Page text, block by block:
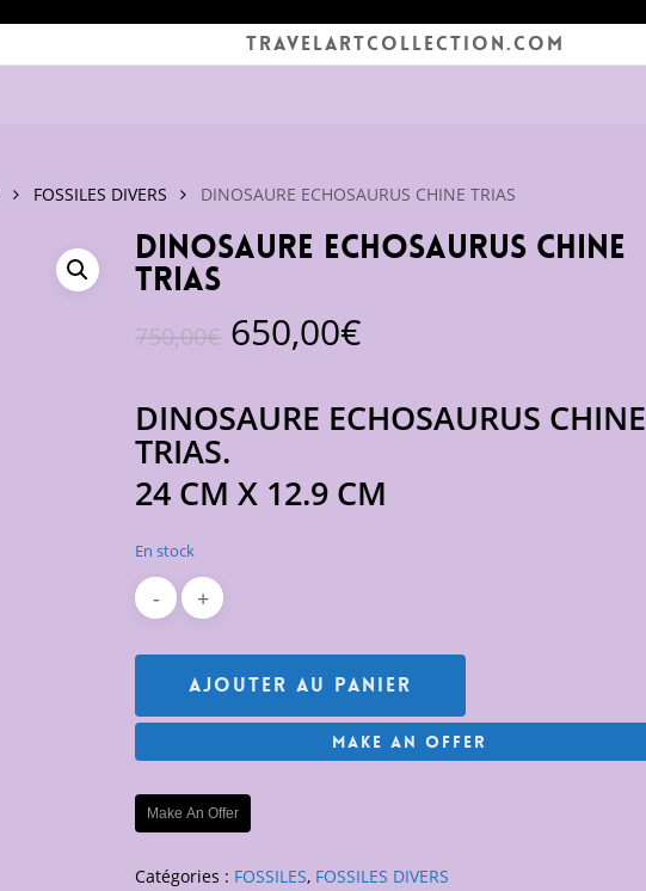
TRAVELARTCOLLECTION.COM
FOSSILES DIVERS DINOSAURE ECHOSAURUS CHINE TRIAS
DINOSAURE ECHOSAURUS CHINE
TRIAS
750,00€ Le
prix
initial
était :
750,00€.
650,00€
actuel
est :
650,00€.
DINOSAURE ECHOSAURUS CHINE
TRIAS.
24 CM X 12.9 CM
En stock
Ajouter Au Panier
Make An Offer
Make An Offer
Catégories : FOSSILES, FOSSILES DIVERS